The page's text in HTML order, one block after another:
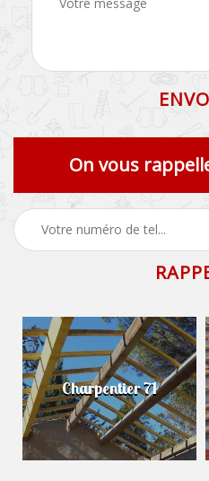
On vous
Charpentier 71